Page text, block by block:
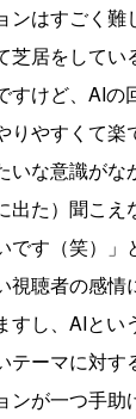
ンはすごく難
芝居をしてい
すけど、AIの
りやすくて楽
いな意識がな
出た）聞こえ
す（笑）」
視聴者の感
すし、AIとい
テーマに対す
ンが一つ手助